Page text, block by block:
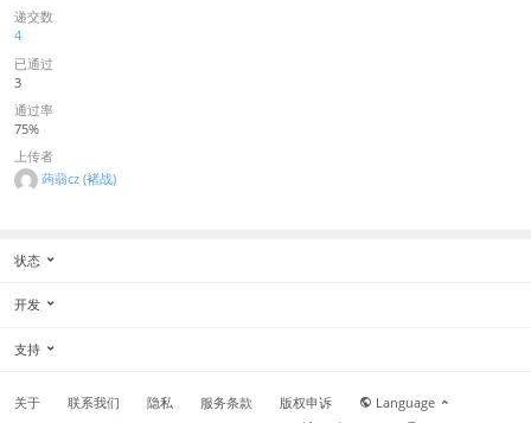
递交数
4
已通过
3
通过率
75%
上传者
蒟蒻cz (褚战)
状态
开发
支持
关于 联系我们 隐私 服务条款 版权申诉
Language